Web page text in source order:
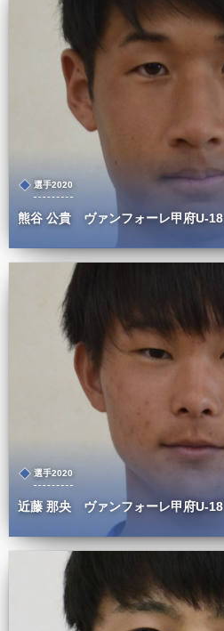
選手2020
熊谷 公貴 ヴァンフォーレ甲府U-18
選手2020
近藤 那央 ヴァンフォーレ甲府U-18